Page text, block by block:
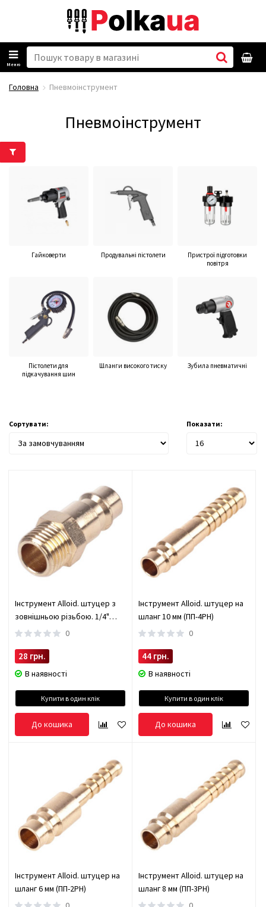
Меню
Головна Пневмоінструмент
Пневмоінструмент
Гайковерти Продувальні пістолети
Пристрої підготовки
повітря
Пістолети для
підкачування шин
Шланги високого тиску Зубила пневматичні
Сортувати: Показати:
Інструмент Alloid. штуцер з
зовнішньою різьбою. 1/4"
(ПП-2PM)
0
28 грн.
В наявності
Купити в один клік
До кошика
Інструмент Alloid. штуцер на
шланг 10 мм (ПП-4PH)
0
44 грн.
В наявності
Купити в один клік
До кошика
Інструмент Alloid. штуцер на
шланг 6 мм (ПП-2PH)
Інструмент Alloid. штуцер на
шланг 8 мм (ПП-3PH)